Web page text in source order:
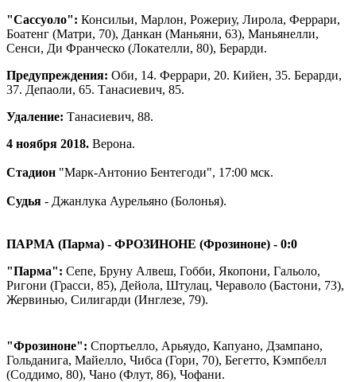
"Сассуоло": Консильи, Марлон, Рожериу, Лирола, Феррари,
Боатенг (Матри, 70), Данкан (Маньяни, 63), Маньянелли,
Сенси, Ди Франческо (Локателли, 80), Берарди.
Предупреждения: Оби, 14. Феррари, 20. Кийен, 35. Берарди,
37. Депаоли, 65. Танасиевич, 85.
Удаление: Танасиевич, 88.
4 ноября 2018. Верона.
Стадион "Марк-Антонио Бентегоди", 17:00 мск.
Судья - Джанлука Аурельяно (Болонья).
ПАРМА (Парма) - ФРОЗИНОНЕ (Фрозиноне) - 0:0
"Парма": Сепе, Бруну Алвеш, Гобби, Якопони, Гальоло,
Ригони (Грасси, 85), Дейола, Штулац, Чераволо (Бастони, 73),
Жервинью, Силигарди (Инглезе, 79).
"Фрозиноне": Спортьелло, Арьяудо, Капуано, Дзампано,
Гольданига, Майелло, Чибса (Гори, 70), Бегетто, Кэмпбелл
(Соддимо, 80), Чано (Флут, 86), Чофани.